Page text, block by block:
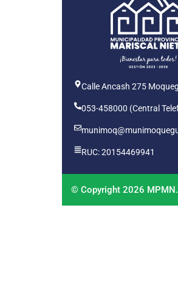
Calle Ancash 275
053-458000 (Central
RUC: 20154469941
© Copyright 2026